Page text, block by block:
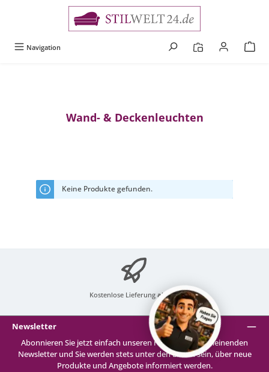
Navigation
Wand- & Deckenleuchten
Keine Produkte gefunden.
Kostenlose Lieferung ab 99 €
Newsletter
Abonnieren Sie jetzt einfach unseren regelmäßig erscheinenden
Newsletter und Sie werden stets unter den Ersten sein, über neue
Produkte und Angebote informiert werden.